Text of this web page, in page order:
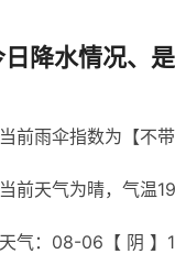
日降水情况、
前雨伞指数为【不带
前天气为晴，气温
气：08-06【 阴